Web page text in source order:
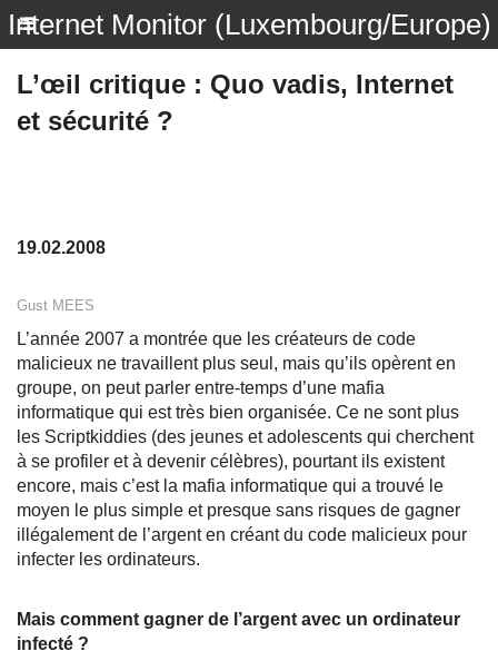
Internet Monitor (Luxembourg/Europe)
L’œil critique : Quo vadis, Internet
et sécurité ?
19.02.2008
Gust MEES
L’année 2007 a montrée que les créateurs de code
malicieux ne travaillent plus seul, mais qu’ils opèrent en
groupe, on peut parler entre-temps d’une mafia
informatique qui est très bien organisée. Ce ne sont plus
les Scriptkiddies (des jeunes et adolescents qui cherchent
à se profiler et à devenir célèbres), pourtant ils existent
encore, mais c’est la mafia informatique qui a trouvé le
moyen le plus simple et presque sans risques de gagner
illégalement de l’argent en créant du code malicieux pour
infecter les ordinateurs.
Mais comment gagner de l’argent avec un ordinateur
infecté ?